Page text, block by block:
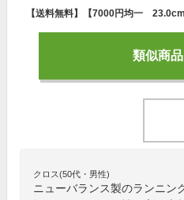
類似商
クロス(50代・男性)
ニューバランス製のランニン